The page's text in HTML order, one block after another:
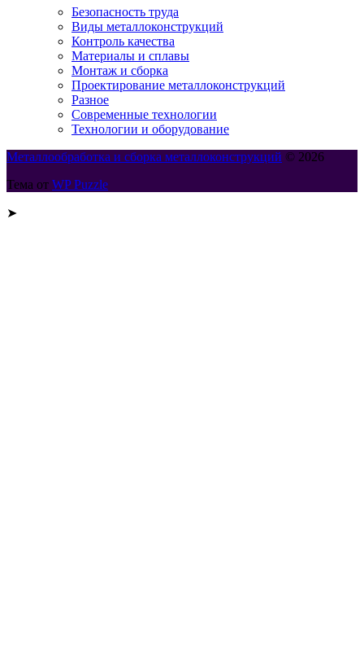
Безопасность труда
Виды металлоконструкций
Контроль качества
Материалы и сплавы
Монтаж и сборка
Проектирование металлоконструкций
Разное
Современные технологии
Технологии и оборудование
Металлообработка и сборка металлоконструкций © 2026
Тема от WP Puzzle
➤